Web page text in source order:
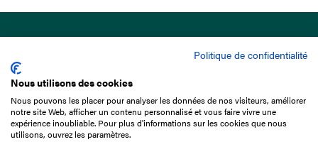
15 Boulevard de Douaumont
75017 Paris
01 49 10 20 29
Politique de confidentialité
Nous utilisons des cookies
Nous pouvons les placer pour analyser les données de nos visiteurs, améliorer
notre site Web, afficher un contenu personnalisé et vous faire vivre une
expérience inoubliable. Pour plus d'informations sur les cookies que nous
utilisons, ouvrez les paramètres.